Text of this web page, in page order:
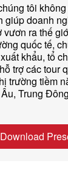
tôi
giúp doanh
vươn ra thế
quốc tế,
khẩu, tổ
trợ các tour
trường tiềm
Trung
Download